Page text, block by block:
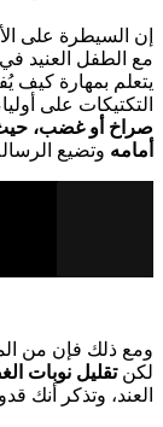
إن السيطرة على
مع الطفل العنيد
يتعلم بمهارة كيف
التكتيكات على
صراخ أو غضب، حيث
أمامه وتضيع
ومع ذلك فإن من
لكنتقليل نوبات
العند، وتذكر